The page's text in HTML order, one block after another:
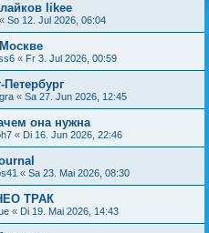
likee
« So 12. Jul 2026, 06:04
« Fr 3. Jul 2026, 00:59
« Sa 27. Jun 2026, 12:45
она нужна
« Di 16. Jun 2026, 22:46
« Sa 23. Mai 2026, 08:30
ТРАК
« Di 19. Mai 2026, 14:43